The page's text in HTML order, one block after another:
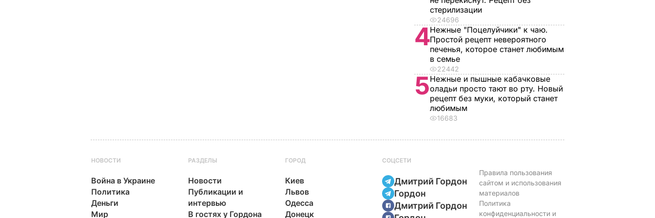
стерилизации
24696
4Нежные "Поцелуйчики" к чаю.
Простой рецепт невероятного
печенья, которое станет любимым
в семье
22442
5Нежные и пышные кабачковые
оладьи просто тают во рту. Новый
рецепт без муки, который станет
любимым
16683
НОВОСТИ
Война в Украине
Политика
Деньги
Мир
РАЗДЕЛЫ
Новости
Публикации и
интервью
В гостях у Гордона
ГОРОД
Киев
Львов
Одесса
Донецк
СОЦСЕТИ
Дмитрий Гордон
Гордон
Дмитрий Гордон
Правила пользования
сайтом и использования
материалов
Политика
конфиденциальности и